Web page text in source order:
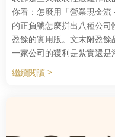
你看：怎麼用「營業現金
的正負號怎麼拼出八種公
盈餘的實用版。文末附盈
一家公司的獲利是紮實還是
繼續閱讀 >